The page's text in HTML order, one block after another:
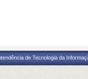
de Tecnologia da